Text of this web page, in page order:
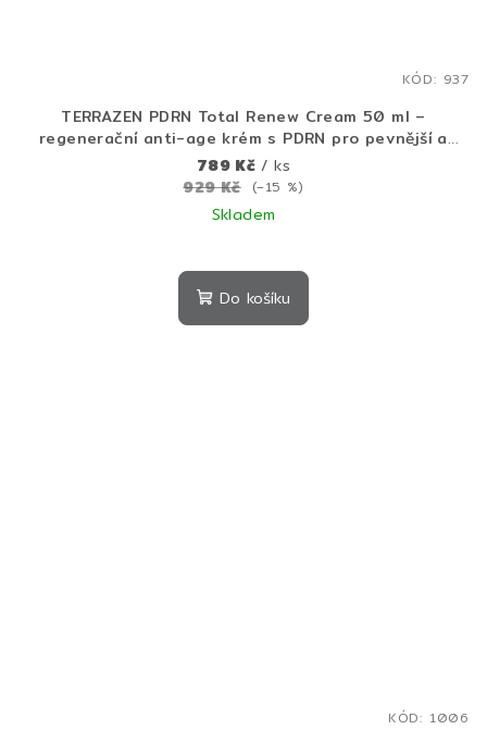
TERRAZEN PDRN Total Renew Cream 50 ml –
regenerační anti-age krém s PDRN pro pevnější a
hydratovanou pleť
789 Kč / ks
929 Kč (–15 %)
Skladem
hodnocení
produktu
Do košíku
KÓD: 937
KÓD: 1006